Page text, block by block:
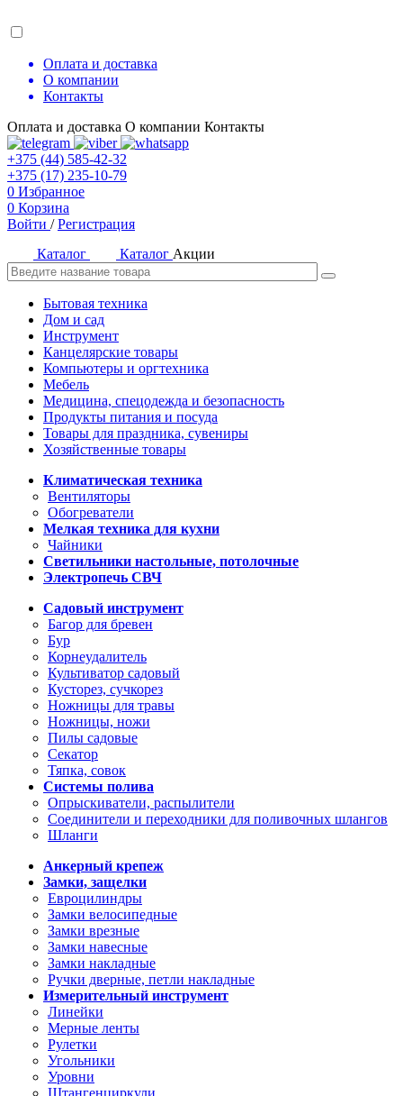
Оплата и доставка
О компании
Контакты
Оплата и доставка О компании Контакты
+375 (44) 585-42-32
+375 (17) 235-10-79
0 Избранное
0 Корзина
Войти / Регистрация
Каталог
Каталог Акции
Бытовая техника
Дом и сад
Инструмент
Канцелярские товары
Компьютеры и оргтехника
Мебель
Медицина, спецодежда и безопасность
Продукты питания и посуда
Товары для праздника, сувениры
Хозяйственные товары
Климатическая техника
Вентиляторы
Обогреватели
Мелкая техника для кухни
Чайники
Светильники настольные, потолочные
Электропечь СВЧ
Садовый инструмент
Багор для бревен
Бур
Корнеудалитель
Культиватор садовый
Кусторез, сучкорез
Ножницы для травы
Ножницы, ножи
Пилы садовые
Секатор
Тяпка, совок
Системы полива
Опрыскиватели, распылители
Соединители и переходники для поливочных шлангов
Шланги
Анкерный крепеж
Замки, защелки
Евроцилиндры
Замки велосипедные
Замки врезные
Замки навесные
Замки накладные
Ручки дверные, петли накладные
Измерительный инструмент
Линейки
Мерные ленты
Рулетки
Угольники
Уровни
Штангенциркули